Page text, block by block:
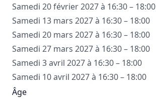
Samedi 20 février 2027 à 16:30 – 18:00
Samedi 13 mars 2027 à 16:30 – 18:00
Samedi 20 mars 2027 à 16:30 – 18:00
Samedi 27 mars 2027 à 16:30 – 18:00
Samedi 3 avril 2027 à 16:30 – 18:00
Samedi 10 avril 2027 à 16:30 – 18:00
Âge